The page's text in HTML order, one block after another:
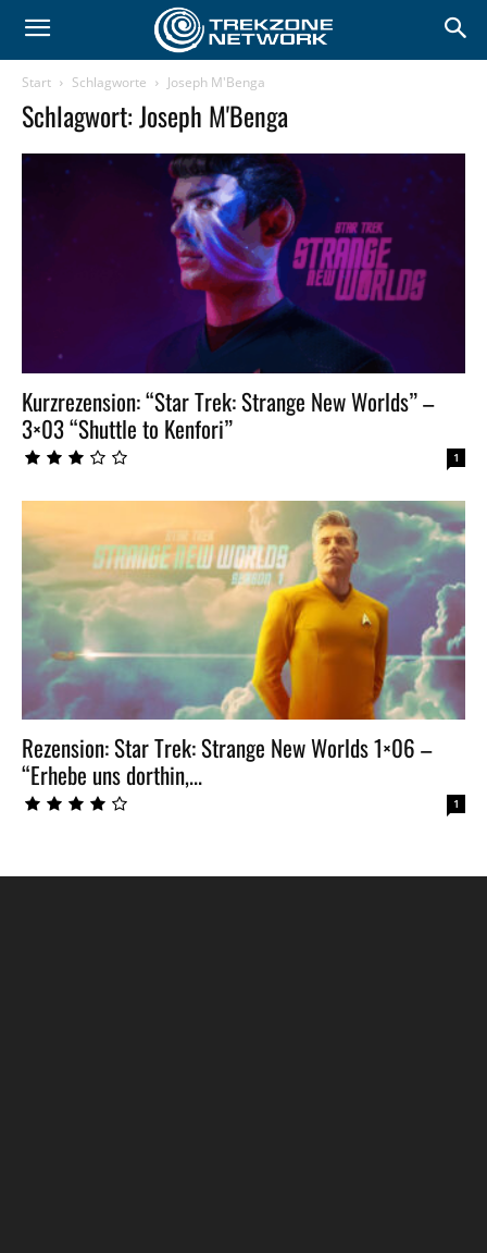
Start Schlagworte Joseph M'Benga
Schlagwort: Joseph M'Benga
Kurzrezension: “Star Trek: Strange New Worlds” –
3×03 “Shuttle to Kenfori”
1
Rezension: Star Trek: Strange New Worlds 1×06 –
“Erhebe uns dorthin,...
1